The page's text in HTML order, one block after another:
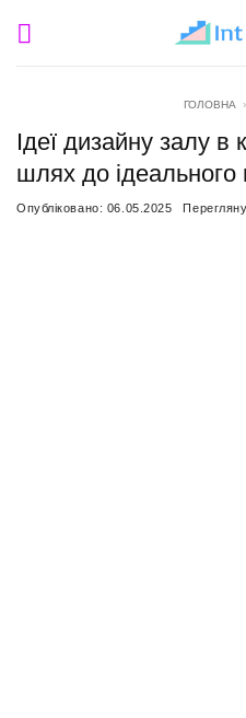
ГОЛОВНА
Ідеї дизайну залу
шлях до ідеального
Опубліковано: 06.05.2025